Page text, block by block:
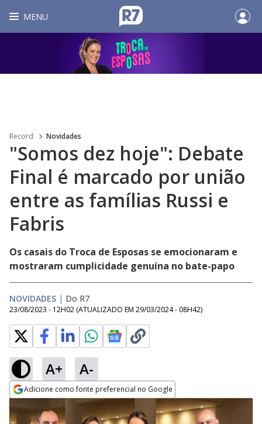
MENU
Record Novidades
"Somos dez hoje": Debate
Final é marcado por união
entre as famílias Russi e
Fabris
Os casais do Troca de Esposas se emocionaram e
mostraram cumplicidade genuína no bate-papo
NOVIDADES | Do R7
23/08/2023 - 12H02 (ATUALIZADO EM 29/03/2024 - 08H42)
A+ A-
Adicione como fonte preferencial no Google
Opens in new window